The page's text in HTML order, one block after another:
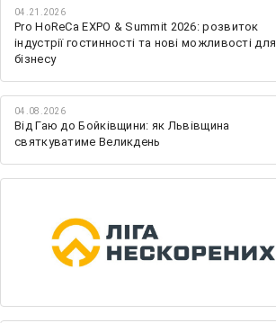
04.21.2026
Pro HoReCa EXPO & Summit 2026: розвиток
індустрії гостинності та нові можливості для
бізнесу
04.08.2026
Від Гаю до Бойківщини: як Львівщина
святкуватиме Великдень